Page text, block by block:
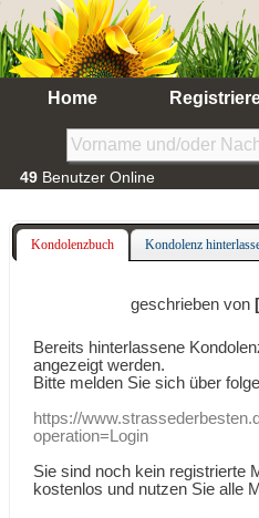
Home
49 Benutzer Online
Kondolenzbuch Kondolenz
geschrieben von
Bereits hinterlassene
angezeigt werden.
Bitte melden Sie sich über
https://
operation=Login
Sie sind noch kein registrierte
kostenlos und nutzen Sie alle